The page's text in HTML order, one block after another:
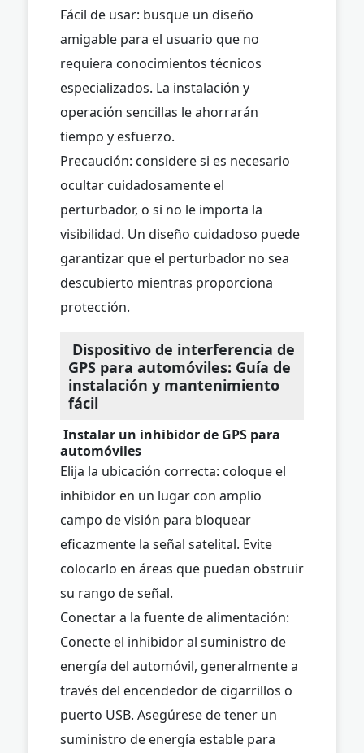
Fácil de usar: busque un diseño
amigable para el usuario que no
requiera conocimientos técnicos
especializados. La instalación y
operación sencillas le ahorrarán
tiempo y esfuerzo.
Precaución: considere si es necesario
ocultar cuidadosamente el
perturbador, o si no le importa la
visibilidad. Un diseño cuidadoso puede
garantizar que el perturbador no sea
descubierto mientras proporciona
protección.
Dispositivo de interferencia de
GPS para automóviles: Guía de
instalación y mantenimiento
fácil
Instalar un inhibidor de GPS para
automóviles
Elija la ubicación correcta: coloque el
inhibidor en un lugar con amplio
campo de visión para bloquear
eficazmente la señal satelital. Evite
colocarlo en áreas que puedan obstruir
su rango de señal.
Conectar a la fuente de alimentación:
Conecte el inhibidor al suministro de
energía del automóvil, generalmente a
través del encendedor de cigarrillos o
puerto USB. Asegúrese de tener un
suministro de energía estable para